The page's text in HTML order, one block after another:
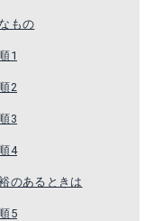
もの
1
2
3
4
のあるときは
5